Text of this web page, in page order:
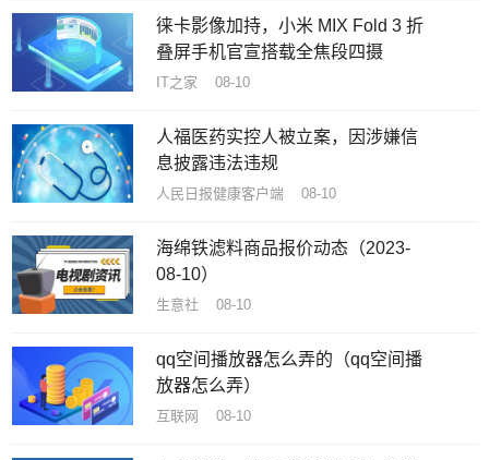
徕卡影像加持，小米 MIX Fold 3 折
叠屏手机官宣搭载全焦段四摄
IT之家 08-10
人福医药实控人被立案，因涉嫌信
息披露违法违规
人民日报健康客户端 08-10
海绵铁滤料商品报价动态（2023-
08-10）
生意社 08-10
qq空间播放器怎么弄的（qq空间播
放器怎么弄）
互联网 08-10